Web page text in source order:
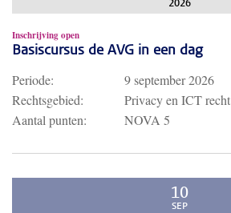
2026
Inschrijving open
Basiscursus de AVG in een dag
Periode:
9 september 2026
Rechtsgebied:
Privacy en ICT recht
Aantal punten:
NOVA 5
10
SEP